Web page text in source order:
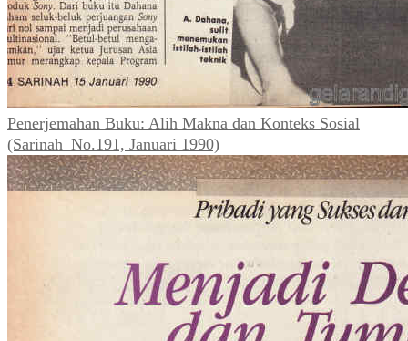
Penerjemahan Buku: Alih Makna dan Konteks Sosial
(Sarinah_No.191, Januari 1990)